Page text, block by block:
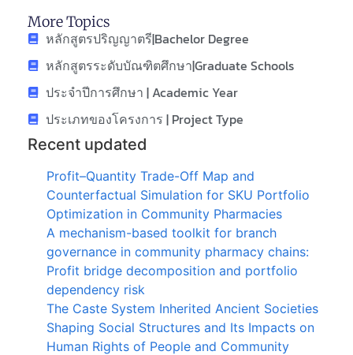
More Topics
หลักสูตรปริญญาตรี|Bachelor Degree
หลักสูตรระดับบัณฑิตศึกษา|Graduate Schools
ประจำปีการศึกษา | Academic Year
ประเภทของโครงการ | Project Type
Recent updated
Profit–Quantity Trade-Off Map and
Counterfactual Simulation for SKU Portfolio
Optimization in Community Pharmacies
A mechanism-based toolkit for branch
governance in community pharmacy chains:
Profit bridge decomposition and portfolio
dependency risk
The Caste System Inherited Ancient Societies
Shaping Social Structures and Its Impacts on
Human Rights of People and Community